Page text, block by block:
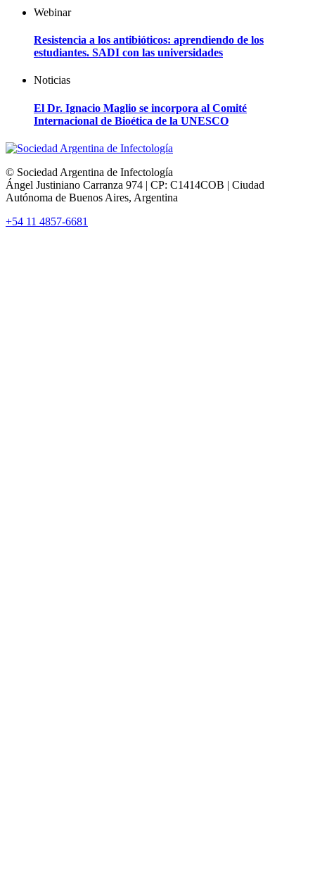
Webinar
Resistencia a los antibióticos: aprendiendo de los
estudiantes. SADI con las universidades
Noticias
El Dr. Ignacio Maglio se incorpora al Comité
Internacional de Bioética de la UNESCO
© Sociedad Argentina de Infectología
Ángel Justiniano Carranza 974 | CP: C1414COB | Ciudad
Autónoma de Buenos Aires, Argentina
+54 11 4857-6681